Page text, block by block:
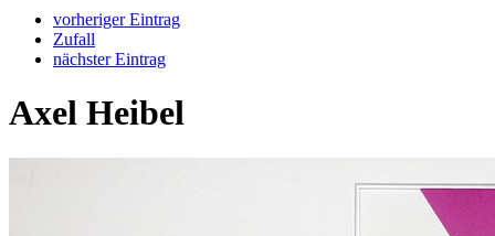
vorheriger Eintrag
Zufall
nächster Eintrag
Axel Heibel